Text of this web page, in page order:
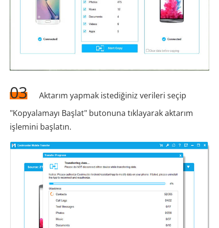
03
Aktarım yapmak istediğiniz verileri seçip
"Kopyalamayı Başlat" butonuna tıklayarak aktarım
işlemini başlatın.